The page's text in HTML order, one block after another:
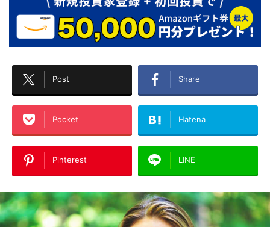
Post Share
Pocket Hatena
Pinterest LINE